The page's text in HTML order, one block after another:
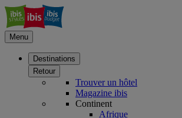
Menu
Destinations
Retour
Trouver un hôtel
Magazine ibis
Continent
Afrique